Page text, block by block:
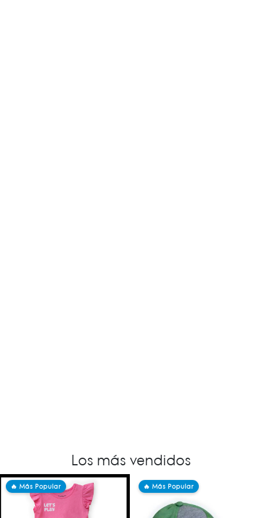
Los más vendidos
🔥 Más Popular 🔥 Más Popular